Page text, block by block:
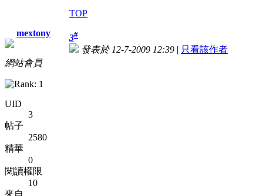
TOP
mextony
網站會員
UID
3
帖子
2580
精華
0
閱讀權限
10
來自
3#
發表於 12-7-2009 12:39 | 只看該作者